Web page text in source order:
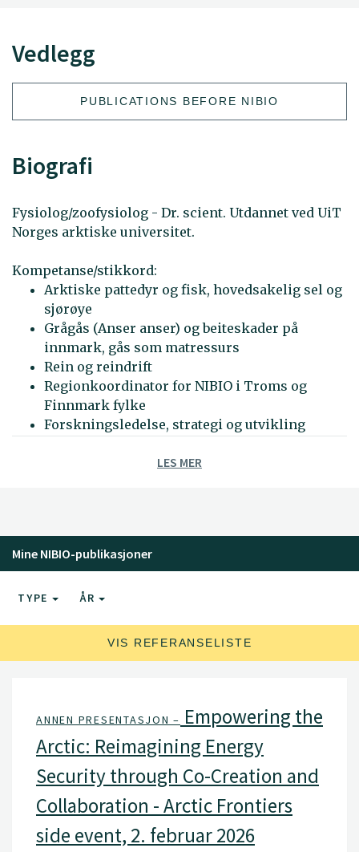
Vedlegg
PUBLICATIONS BEFORE NIBIO
Biografi
Fysiolog/zoofysiolog - Dr. scient. Utdannet ved UiT
Norges arktiske universitet.
Kompetanse/stikkord:
Arktiske pattedyr og fisk, hovedsakelig sel og
sjørøye
Grågås (Anser anser) og beiteskader på
innmark, gås som matressurs
Rein og reindrift
Regionkoordinator for NIBIO i Troms og
Finnmark fylke
Forskningsledelse, strategi og utvikling
LES MER
Mine NIBIO-publikasjoner
TYPE ÅR
VIS REFERANSELISTE
ANNEN PRESENTASJON – Empowering the
Arctic: Reimagining Energy
Security through Co-Creation and
Collaboration - Arctic Frontiers
side event, 2. februar 2026